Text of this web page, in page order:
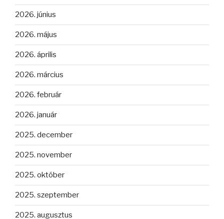
2026. június
2026. május
2026. április
2026. március
2026. február
2026. január
2025. december
2025. november
2025. október
2025. szeptember
2025. augusztus